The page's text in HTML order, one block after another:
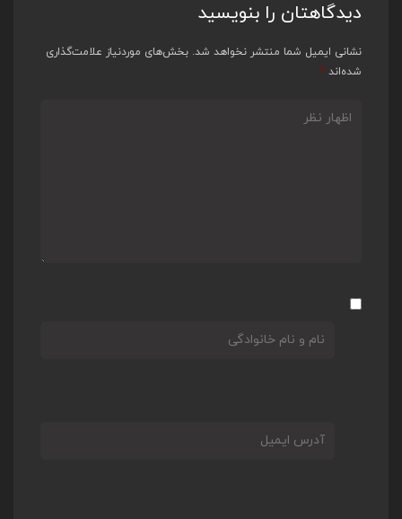
دیدگاهتان را بنویسید
نشانی ایمیل شما منتشر نخواهد شد. بخش‌های موردنیاز علامت‌گذاری
شده‌اند *